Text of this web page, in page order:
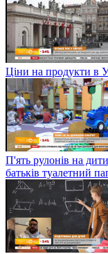
Ціни на продукти в
П'ять рулонів на
батьків туалетний